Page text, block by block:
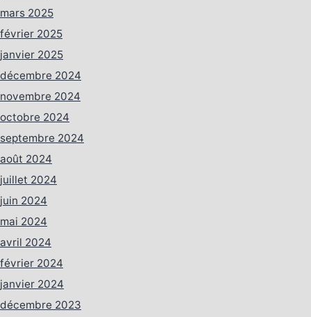
mars 2025
février 2025
janvier 2025
décembre 2024
novembre 2024
octobre 2024
septembre 2024
août 2024
juillet 2024
juin 2024
mai 2024
avril 2024
février 2024
janvier 2024
décembre 2023